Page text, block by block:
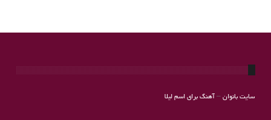
سایت بانوان– آهنگ برای اسم لیلا